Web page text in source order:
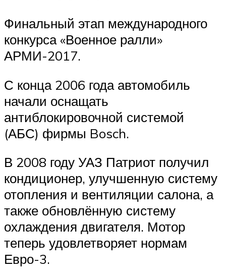
Финальный этап международного
конкурса «Военное ралли»
АРМИ-2017.
С конца 2006 года автомобиль
начали оснащать
антиблокировочной системой
(АБС) фирмы Bosch.
В 2008 году УАЗ Патриот получил
кондиционер, улучшенную систему
отопления и вентиляции салона, а
также обновлённую систему
охлаждения двигателя. Мотор
теперь удовлетворяет нормам
Евро-3.